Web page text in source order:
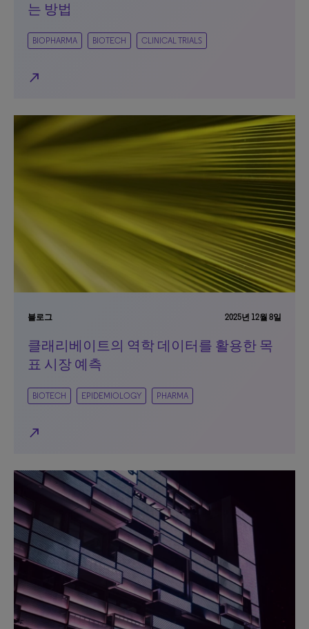
는 방법
BIOPHARMA BIOTECH CLINICAL TRIALS
north_east
블로그 2025년 12월 8일
클래리베이트의 역학 데이터를 활용한 목
표 시장 예측
BIOTECH EPIDEMIOLOGY PHARMA
north_east